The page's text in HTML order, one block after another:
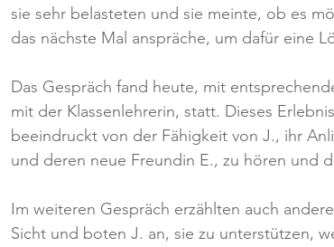
sie sehr belasteten und sie meinte, ob es
das nächste Mal anspräche, um dafür eine
Das Gespräch fand heute, mit
mit der Klassenlehrerin, statt. Dieses
beeindruckt von der Fähigkeit von J., ihr
und deren neue Freundin E., zu hören und
Im weiteren Gespräch erzählten auch
Sicht und boten J. an, sie zu unterstützen,